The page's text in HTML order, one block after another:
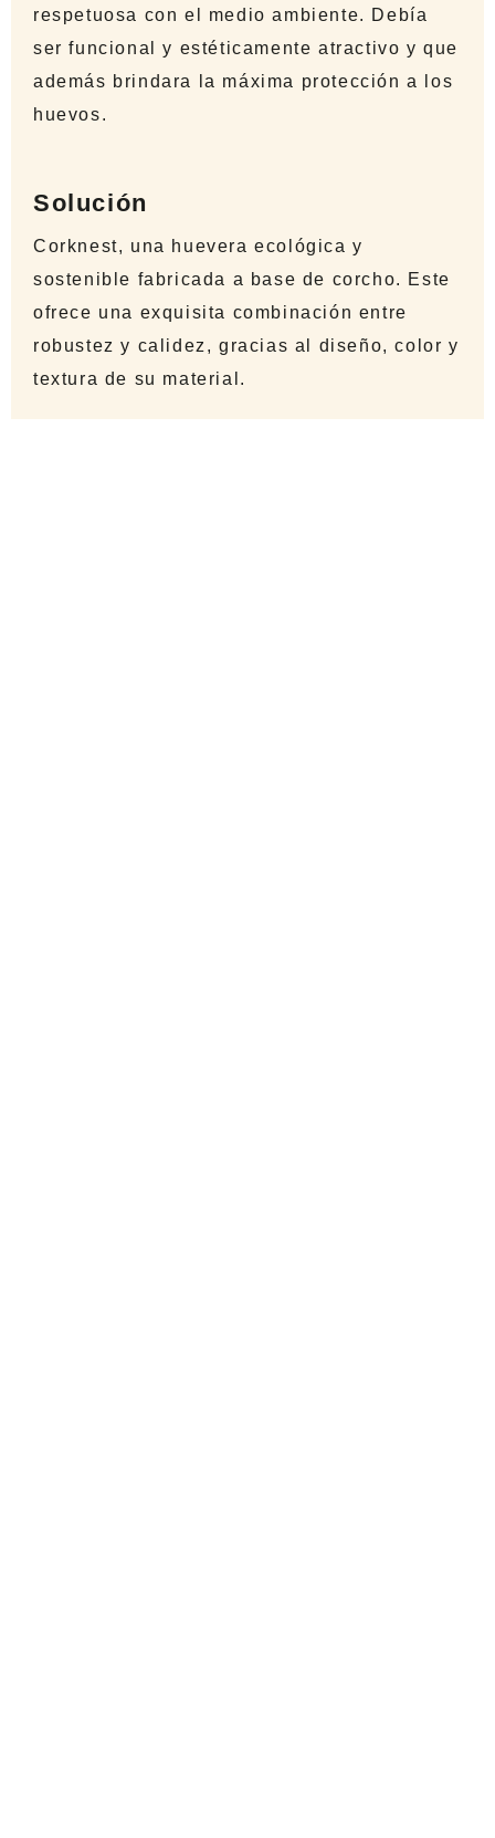
respetuosa con el medio ambiente. Debía
ser funcional y estéticamente atractivo y que
además brindara la máxima protección a los
huevos.
Solución
Corknest, una huevera ecológica y
sostenible fabricada a base de corcho. Este
ofrece una exquisita combinación entre
robustez y calidez, gracias al diseño, color y
textura de su material.